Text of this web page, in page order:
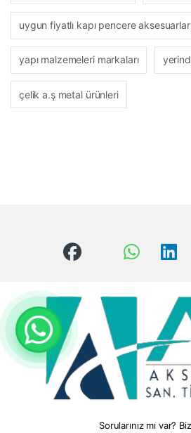
uygun fiyatlı kapı pencere
yapı malzemeleri markaları
çelik a.ş metal ürünleri
Sorularınız mı var?